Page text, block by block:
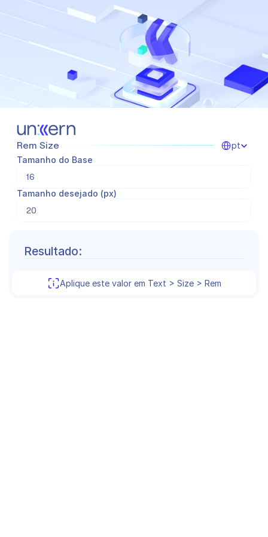
Rem Size Select Language
pt
Tamanho do Base
Tamanho desejado (px)
Resultado:
Aplique este valor em Text > Size > Rem